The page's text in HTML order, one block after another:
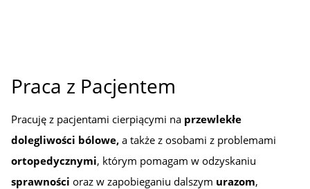
Praca z Pacjentem
Pracuję z pacjentami cierpiącymi na przewlekłe
dolegliwości bólowe, a także z osobami z problemami
ortopedycznymi, którym pomagam w odzyskaniu
sprawności oraz w zapobieganiu dalszym urazom,